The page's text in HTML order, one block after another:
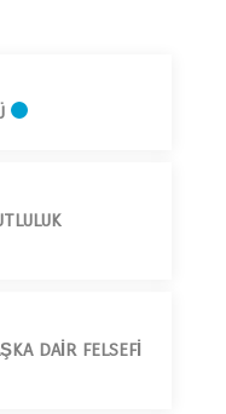
DAIR FELSEFI